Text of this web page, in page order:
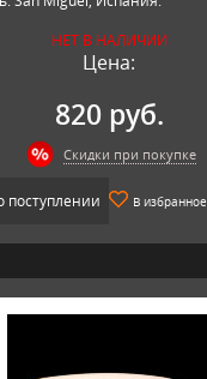
НЕТ В НАЛИЧИИ
Цена:
820 руб.
Скидки при покупке
поступлении В избранное